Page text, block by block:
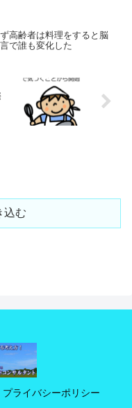
ず高齢者は料理をすると脳
で誰も変化した
込む
プライバシーポリシー